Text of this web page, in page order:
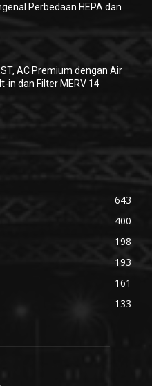
Perbedaan HEPA dan
AC Premium dengan Air
in dan Filter MERV 14
643
400
198
193
161
133